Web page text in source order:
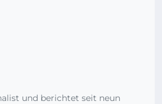
und berichtet seit neun